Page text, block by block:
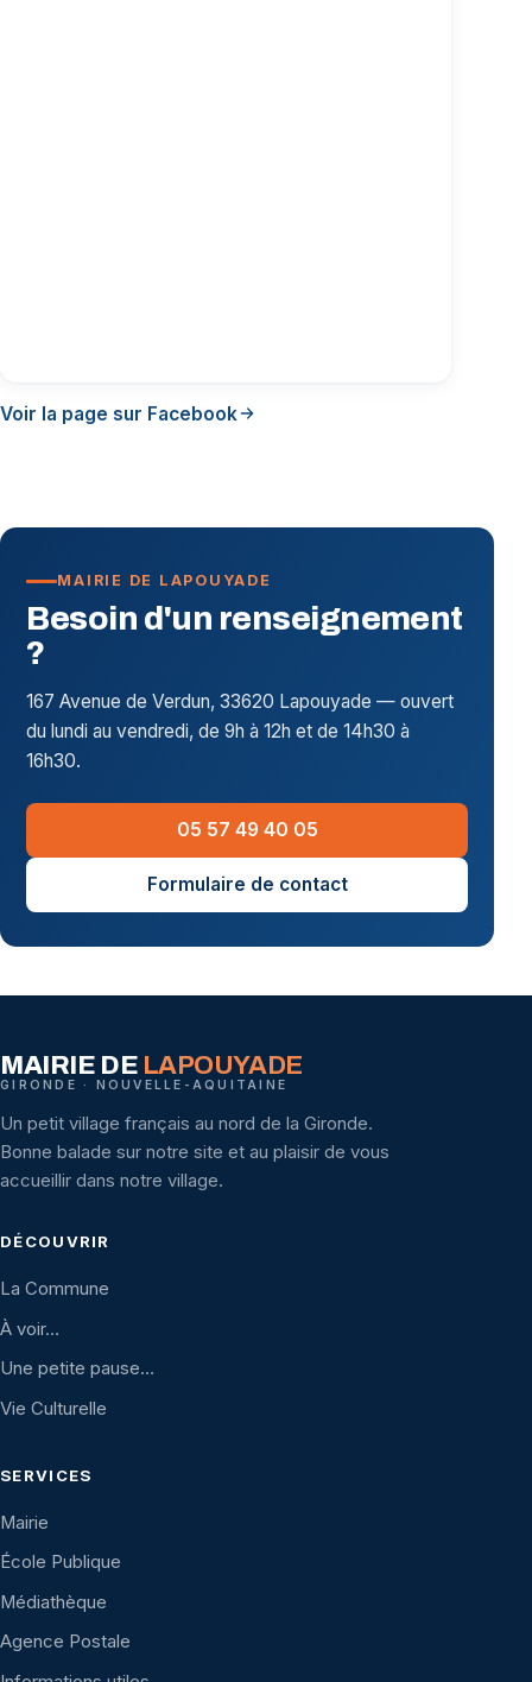
Voir la page sur Facebook
MAIRIE DE LAPOUYADE
Besoin d'un renseignement
?
167 Avenue de Verdun, 33620 Lapouyade — ouvert
du lundi au vendredi, de 9h à 12h et de 14h30 à
16h30.
05 57 49 40 05
Formulaire de contact
MAIRIE DE LAPOUYADE
GIRONDE · NOUVELLE-AQUITAINE
Un petit village français au nord de la Gironde.
Bonne balade sur notre site et au plaisir de vous
accueillir dans notre village.
DÉCOUVRIR
La Commune
À voir…
Une petite pause…
Vie Culturelle
SERVICES
Mairie
École Publique
Médiathèque
Agence Postale